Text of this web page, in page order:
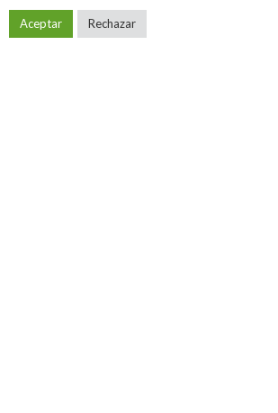
DOBLE ALBUM:
Aceptar Rechazar